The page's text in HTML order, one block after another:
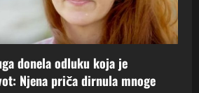
donela odluku koja je
Njena priča dirnula mnoge